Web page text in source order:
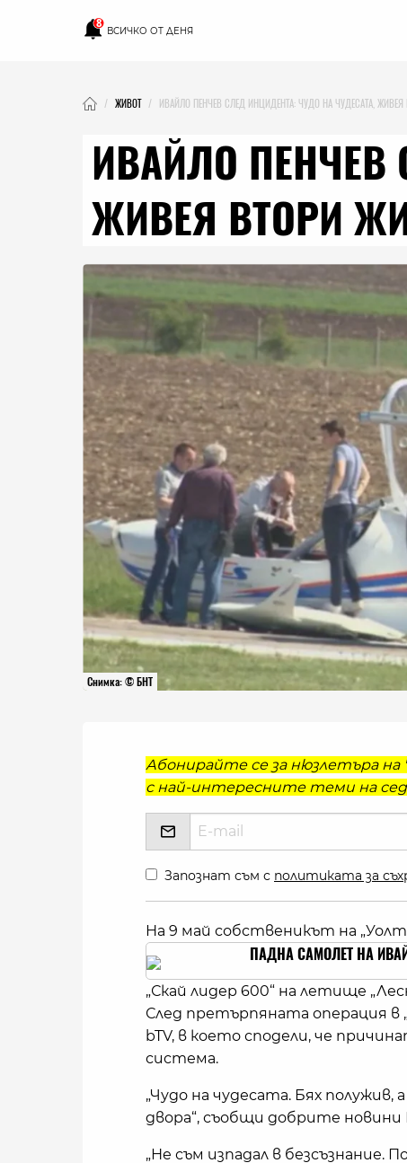
8
ВСИЧКО ОТ ДЕНЯ
ЖИВОТ ИВАЙЛО ПЕНЧЕВ СЛЕД ИНЦИДЕНТА: ЧУДО НА ЧУДЕСАТА,
ИВАЙЛО ПЕНЧЕВ
ЖИВЕЯ ВТОРИ
Снимка: © БНТ
Абонирайте се за нюзлетъра на
с най-интересните теми на
Запознат съм с политиката за
На 9 май собственикът на
ПАДНА САМОЛЕТ НА
„Скай лидер 600“ на летище
След претърпяната операция в
bTV, в което сподели, че
система.
„Чудо на чудесата. Бях полужив,
двора“, съобщи добрите новини
„Не съм изпадал в безсъзнание.